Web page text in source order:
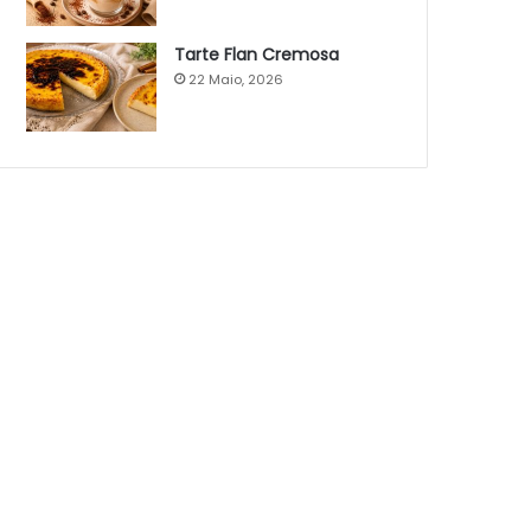
Tarte Flan Cremosa
22 Maio, 2026